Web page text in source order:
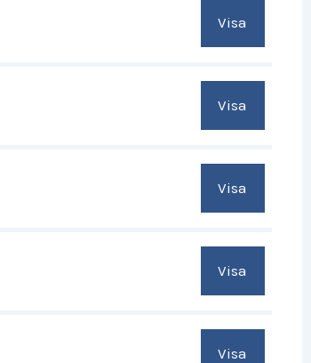
Visa
Visa
Visa
Visa
Visa